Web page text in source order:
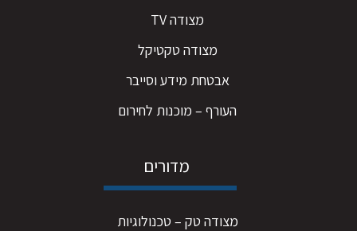
מצודה TV
מצודה טקטיקל
אבטחת מידע וסייבר
העורף – מוכנות לחירום
מדורים
מצודה טק – טכנולוגיות